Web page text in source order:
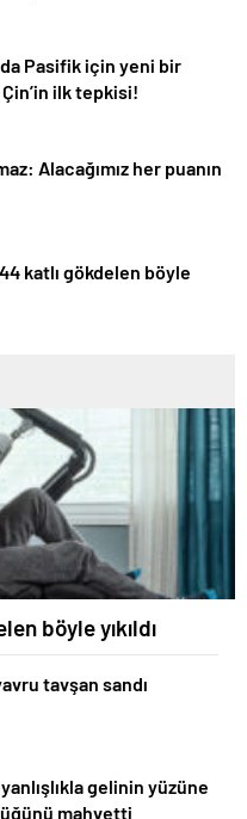
Pasifik için yeni bir
ilk tepkisi!
Alacağımız her puanın
katlı gökdelen böyle
böyle yıkıldı
tavşan sandı
yanlışlıkla gelinin yüzüne
mahvetti